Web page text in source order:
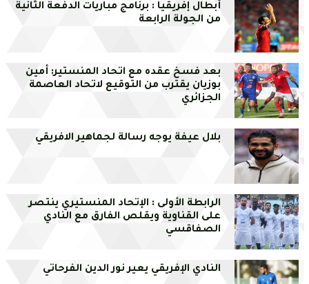
أبطال إفريقيا : برنامج مباريات الدفعة الثانية
من الجولة الرابعة
بعد فسخ عقده مع اتحاد المنستير: أمين
بوزيان يقترب من التوقيع لاتحاد العاصمة
الجزائري
بلال عيفة يوجه رسالة لجماهير الافريقي
الرابطة الأولى : الإتحاد المنستيري ينتصر
على القناوية ويقلص الفارق مع النادي
الصفاقسي
النادي الإفريقي يعير نور الدين الفرحاتي